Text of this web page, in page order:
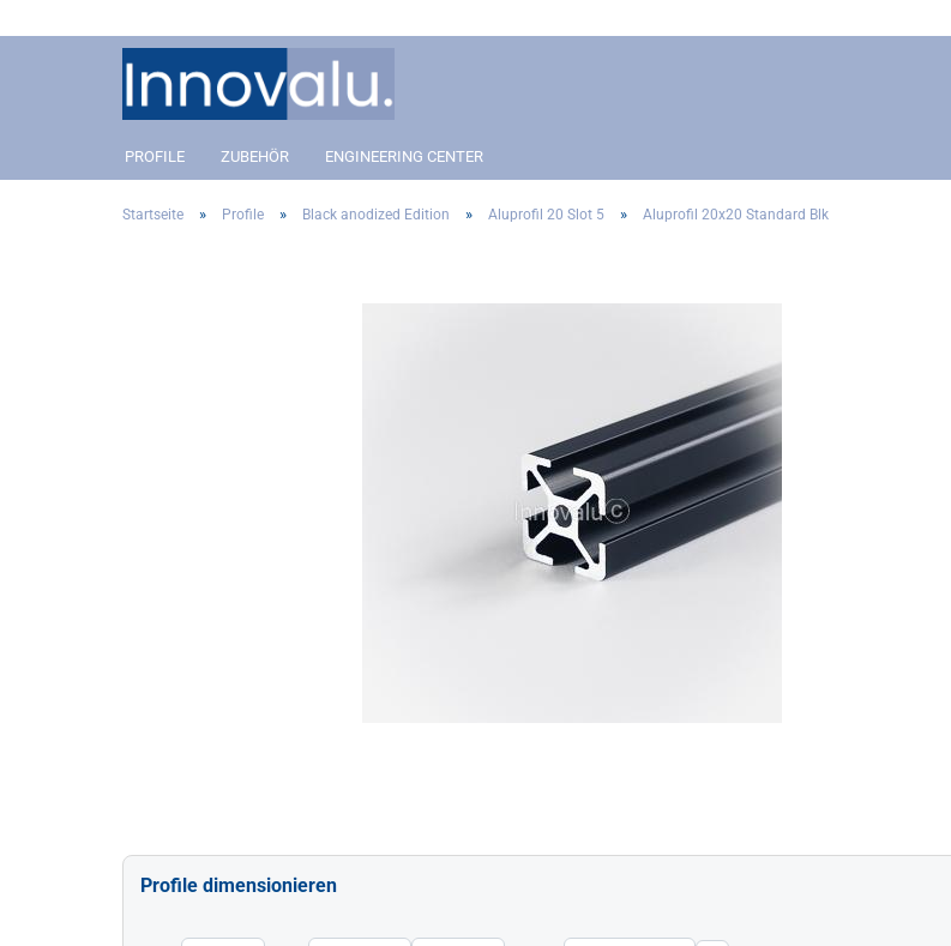
PROFILE ZUBEHÖR ENGINEERING CENTER
Startseite » Profile » Black anodized Edition » Aluprofil 20 Slot 5 » Aluprofil 20x20 Standard Blk
Profile dimensionieren